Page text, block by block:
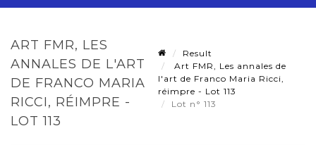
ART FMR, LES
ANNALES DE L'ART
DE FRANCO MARIA
RICCI, RÉIMPRE -
LOT 113
Result
Art FMR, Les annales de
l'art de Franco Maria Ricci,
réimpre - Lot 113
Lot n° 113